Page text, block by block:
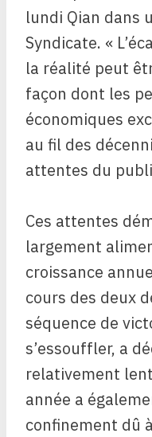
lundi Qian dans
Syndicate. «
la réalité peut
façon dont les
économiques
au fil des
attentes du
Ces attentes
largement
croissance
cours des deux
séquence de
s’essouffler, a
relativement
année a
confinement dû